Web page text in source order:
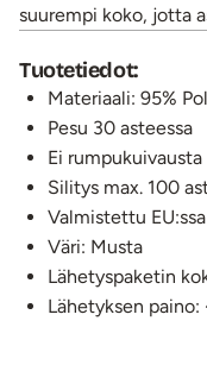
suurempi koko, jotta
Tuotetiedot:
Materiaali: 95%
Pesu 30 asteessa
Ei rumpukuivausta
Silitys max. 100
Valmistettu EU:ssa
Väri: Musta
Lähetyspaketin
Lähetyksen paino: